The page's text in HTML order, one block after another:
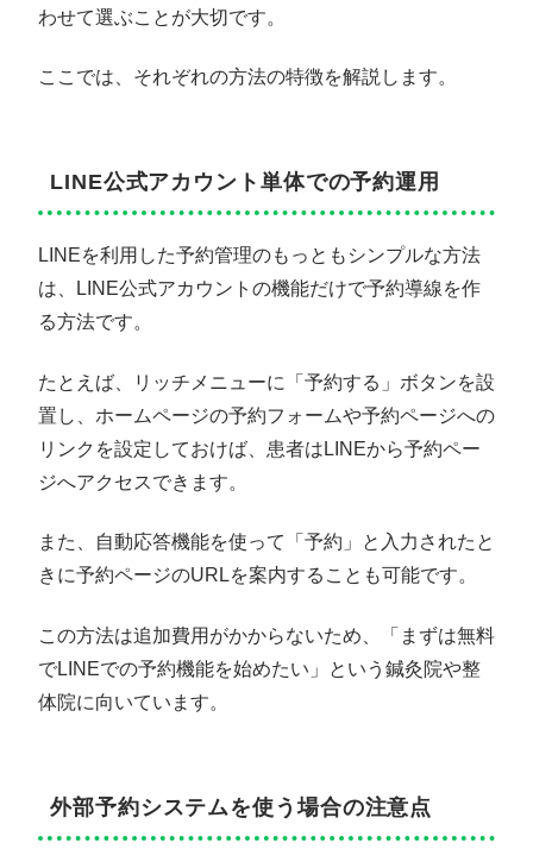
わせて選ぶことが大切です。
ここでは、それぞれの方法の特徴を解説します。
LINE公式アカウント単体での予約運用
LINEを利用した予約管理のもっともシンプルな方法
は、LINE公式アカウントの機能だけで予約導線を作
る方法です。
たとえば、リッチメニューに「予約する」ボタンを設
置し、ホームページの予約フォームや予約ページへの
リンクを設定しておけば、患者はLINEから予約ペー
ジへアクセスできます。
また、自動応答機能を使って「予約」と入力されたと
きに予約ページのURLを案内することも可能です。
この方法は追加費用がかからないため、「まずは無料
でLINEでの予約機能を始めたい」という鍼灸院や整
体院に向いています。
外部予約システムを使う場合の注意点